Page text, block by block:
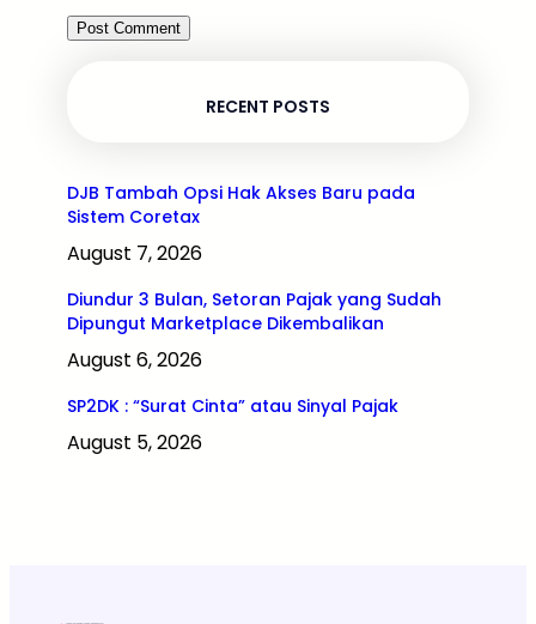
RECENT POSTS
DJB Tambah Opsi Hak Akses Baru pada
Sistem Coretax
August 7, 2026
Diundur 3 Bulan, Setoran Pajak yang Sudah
Dipungut Marketplace Dikembalikan
August 6, 2026
SP2DK : “Surat Cinta” atau Sinyal Pajak
August 5, 2026